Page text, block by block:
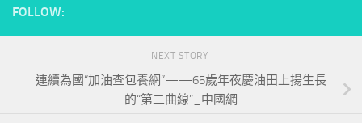
FOLLOW:
NEXT STORY
連續為國“加油查包養網”——65歲年夜慶油田上揚生長
的“第二曲線”_中國網